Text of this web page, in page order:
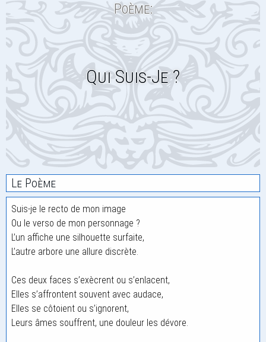
Poème:
Qui Suis-Je ?
Le Poème
Suis-je le recto de mon image
Ou le verso de mon personnage ?
L’un affiche une silhouette surfaite,
L’autre arbore une allure discrète.
Ces deux faces s’exècrent ou s’enlacent,
Elles s’affrontent souvent avec audace,
Elles se côtoient ou s’ignorent,
Leurs âmes souffrent, une douleur les dévore.